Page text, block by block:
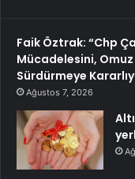
Faik Öztrak: “Chp
Mücadelesini,
Sürdürmeye
Ağustos 7, 2026